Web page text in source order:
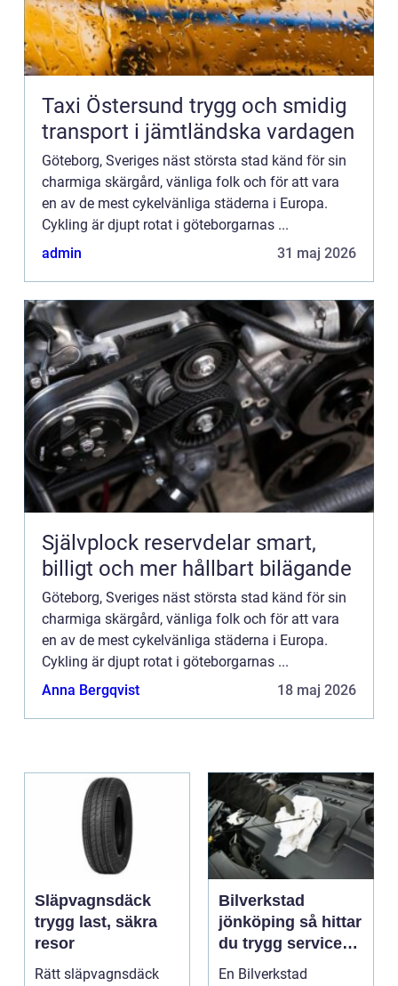
Taxi Östersund trygg och smidig
transport i jämtländska vardagen
Göteborg, Sveriges näst största stad känd för sin
charmiga skärgård, vänliga folk och för att vara
en av de mest cykelvänliga städerna i Europa.
Cykling är djupt rotat i göteborgarnas ...
admin
31 maj 2026
Självplock reservdelar smart,
billigt och mer hållbart bilägande
Göteborg, Sveriges näst största stad känd för sin
charmiga skärgård, vänliga folk och för att vara
en av de mest cykelvänliga städerna i Europa.
Cykling är djupt rotat i göteborgarnas ...
Anna Bergqvist
18 maj 2026
Släpvagnsdäck
trygg last, säkra
resor
Rätt släpvagnsdäck
Bilverkstad
jönköping så hittar
du trygg service
för din bil
En Bilverkstad